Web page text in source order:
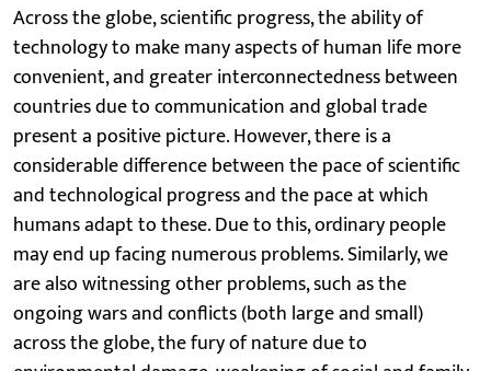
Across the globe, scientific progress, the ability of
technology to make many aspects of human life more
convenient, and greater interconnectedness between
countries due to communication and global trade
present a positive picture. However, there is a
considerable difference between the pace of scientific
and technological progress and the pace at which
humans adapt to these. Due to this, ordinary people
may end up facing numerous problems. Similarly, we
are also witnessing other problems, such as the
ongoing wars and conflicts (both large and small)
across the globe, the fury of nature due to